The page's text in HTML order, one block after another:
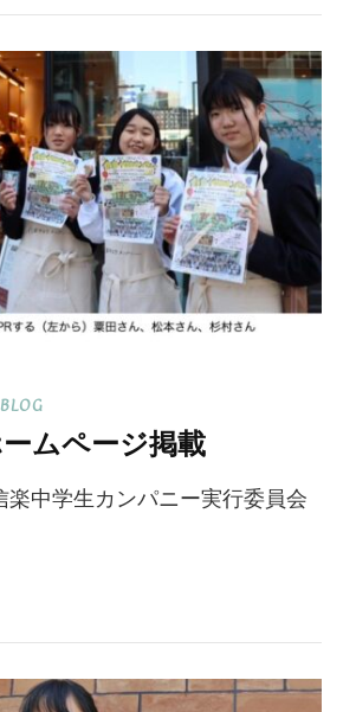
BLOG
ムページ掲載
楽中学生カンパニー実行委員会